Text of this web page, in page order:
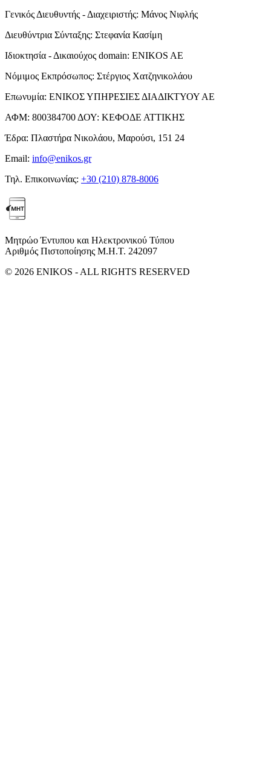
Γενικός Διευθυντής - Διαχειριστής: Μάνος Νιφλής
Διευθύντρια Σύνταξης: Στεφανία Κασίμη
Ιδιοκτησία - Δικαιούχος domain: ENIKOS AE
Νόμιμος Εκπρόσωπος: Στέργιος Χατζηνικολάου
Επωνυμία: ΕΝΙΚΟΣ ΥΠΗΡΕΣΙΕΣ ΔΙΑΔΙΚΤΥΟΥ ΑΕ
ΑΦΜ: 800384700 ΔΟΥ: ΚΕΦΟΔΕ ΑΤΤΙΚΗΣ
Έδρα: Πλαστήρα Νικολάου, Μαρούσι, 151 24
Email: info@enikos.gr
Τηλ. Επικοινωνίας: +30 (210) 878-8006
Μητρώο Έντυπου και Ηλεκτρονικού Τύπου
Αριθμός Πιστοποίησης Μ.Η.Τ. 242097
© 2026 ENIKOS - ALL RIGHTS RESERVED